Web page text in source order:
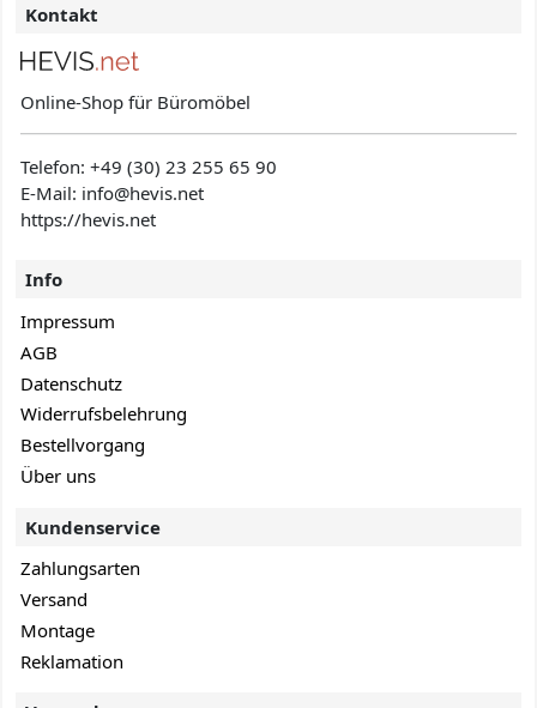
Kontakt
Online-Shop für Büromöbel
Telefon:+49 (30) 23 255 65 90
E-Mail: info@hevis.net
https://hevis.net
Info
Impressum
AGB
Datenschutz
Widerrufsbelehrung
Bestellvorgang
Über uns
Kundenservice
Zahlungsarten
Versand
Montage
Reklamation